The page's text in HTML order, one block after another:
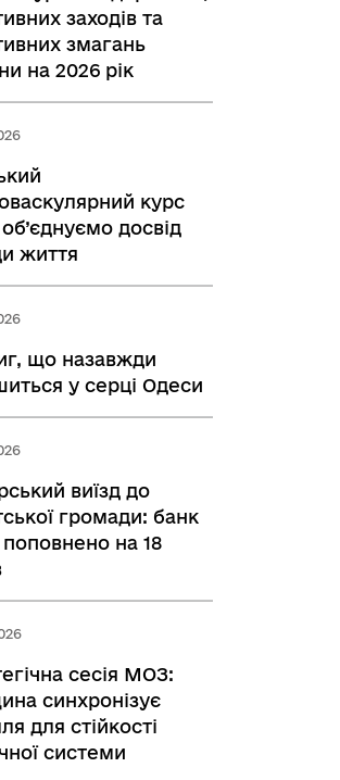
заходів та
змагань
на 2026 рік
курс
досвід
життя
що назавжди
у серці Одеси
виїзд до
громади: банк
поповнено на 18
сесія МОЗ:
синхронізує
для стійкості
системи